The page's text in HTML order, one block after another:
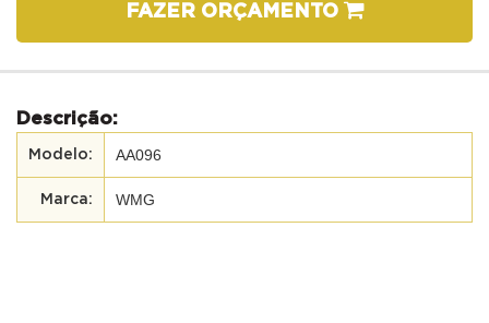
FAZER ORÇAMENTO
Descrição:
AA096
WMG